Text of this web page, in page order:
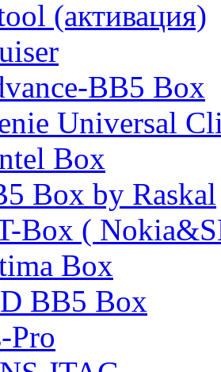
(активация)
BB5 Box
Universal
Box
Box by Raskal
Box (
Box
BB5 Box
Pro